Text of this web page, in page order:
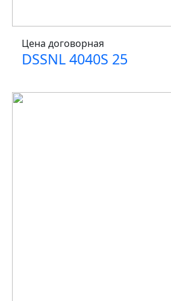
Цена договорная
DSSNL 4040S 25